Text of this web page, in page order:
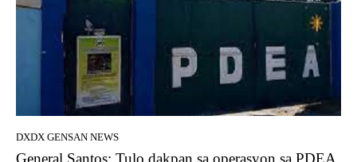
DXDX GENSAN NEWS
General Santos: Tulo dakpan sa operasyon sa PDEA